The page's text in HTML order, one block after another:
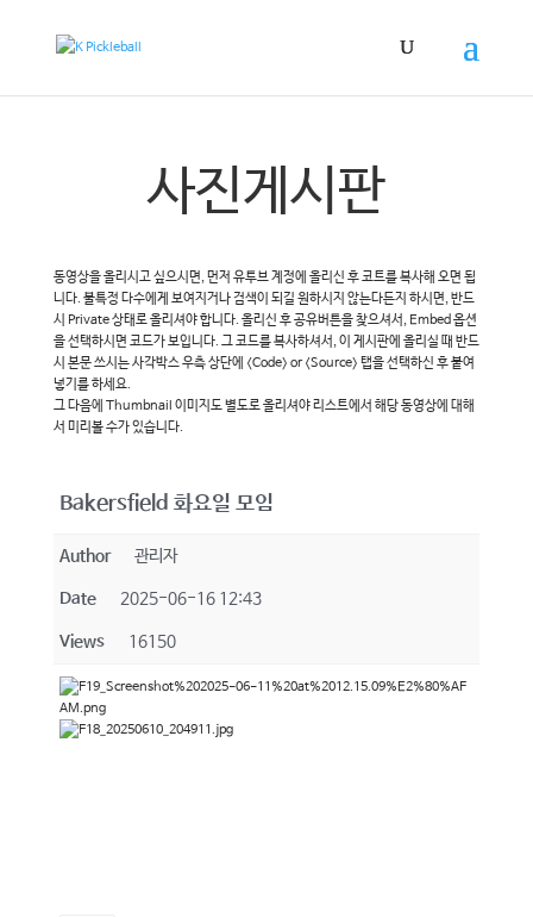
사진게시판
동영상을 올리시고 싶으시면, 먼저 유투브 계정에 올리신 후 코트를 복사해 오면 됩
니다. 불특정 다수에게 보여지거나 검색이 되길 원하시지 않는다든지 하시면, 반드
시 Private 상태로 올리셔야 합니다. 올리신 후 공유버튼을 찾으셔서, Embed 옵션
을 선택하시면 코드가 보입니다. 그 코드를 복사하셔서, 이 게시판에 올리실 때 반드
시 본문 쓰시는 사각박스 우측 상단에 <Code> or <Source> 탭을 선택하신 후 붙여
넣기를 하세요.
그 다음에 Thumbnail 이미지도 별도로 올리셔야 리스트에서 해당 동영상에 대해
서 미리볼 수가 있습니다.
Bakersfield 화요일 모임
Author 관리자
Date 2025-06-16 12:43
Views 16150